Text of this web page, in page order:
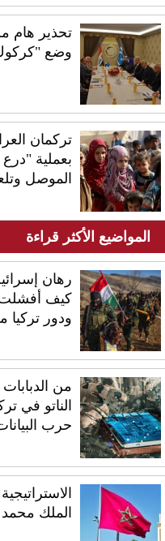
تحذير هام
وضع
تركمان
بعملية
الموصل
المواضيع الأكثر قراءة
رهان
كيف أفشلت
ودور
من
الناتو في
حرب
الملك